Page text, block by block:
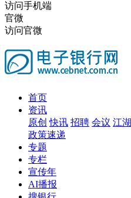
访问手机端
官微
访问官微
首页
资讯
原创 快讯 招聘 会议 江湖
政策速递
专题
专栏
宣传年
AI播报